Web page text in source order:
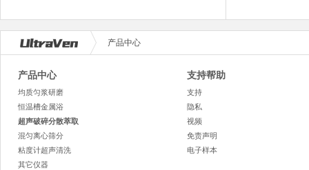
产品中心
产品中心
均质匀浆研磨
恒温槽金属浴
超声破碎分散萃取
混匀离心筛分
粘度计超声清洗
其它仪器
支持帮助
支持
隐私
视频
免责声明
电子样本